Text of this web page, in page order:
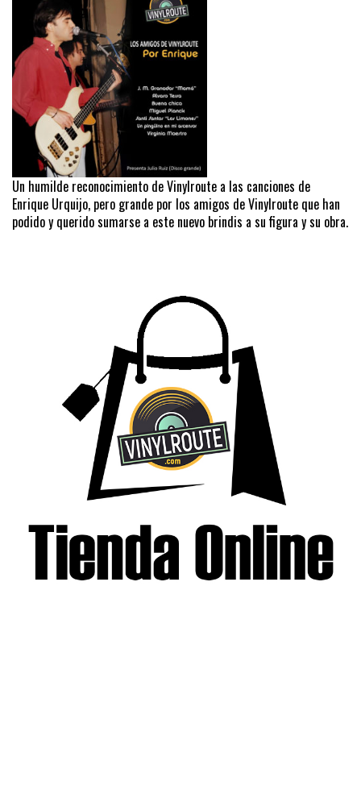
Un humilde reconocimiento de Vinylroute a las canciones de
Enrique Urquijo, pero grande por los amigos de Vinylroute que han
podido y querido sumarse a este nuevo brindis a su figura y su obra.